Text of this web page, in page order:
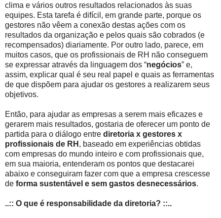
clima e vários outros resultados relacionados às suas
equipes. Esta tarefa é difícil, em grande parte, porque os
gestores não vêem a conexão destas ações com os
resultados da organização e pelos quais são cobrados (e
recompensados) diariamente. Por outro lado, parece, em
muitos casos, que os profissionais de RH não conseguem
se expressar através da linguagem dos “negócios” e,
assim, explicar qual é seu real papel e quais as ferramentas
de que dispõem para ajudar os gestores a realizarem seus
objetivos.
Então, para ajudar as empresas a serem mais eficazes e
gerarem mais resultados, gostaria de oferecer um ponto de
partida para o diálogo entre diretoria x gestores x
profissionais de RH , baseado em experiências obtidas
com empresas do mundo inteiro e com profissionais que,
em sua maioria, entenderam os pontos que destacarei
abaixo e conseguiram fazer com que a empresa crescesse
de forma sustentável e sem gastos desnecessários.
..:: O que é responsabilidade da diretoria? ::..